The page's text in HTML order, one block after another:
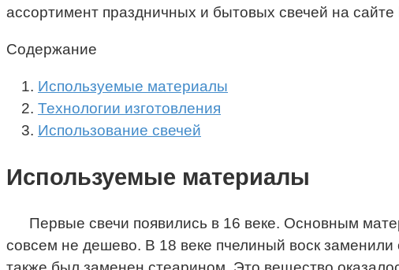
ассортимент праздничных и бытовых свечей на
Содержание
Используемые материалы
Технологии изготовления
Использование свечей
Используемые материалы
Первые свечи появились в 16 веке. Основным
совсем не дешево. В 18 веке пчелиный воск